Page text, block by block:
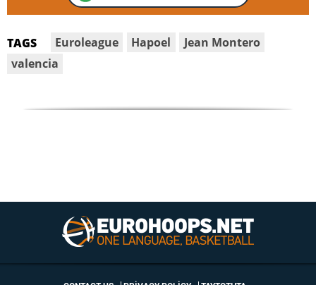
TAGS Euroleague Hapoel
Jean Montero
valencia